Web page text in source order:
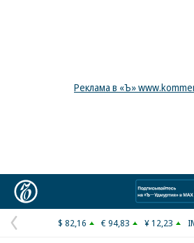
Реклама в «Ъ»
Предыдущая
$ 82,16 € 94,83 ¥ 12,23